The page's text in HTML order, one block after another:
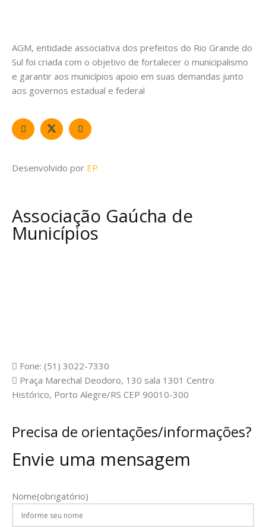
AGM, entidade associativa dos prefeitos do Rio Grande do
Sul foi criada com o objetivo de fortalecer o municipalismo
e garantir aos municípios apoio em suas demandas junto
aos governos estadual e federal
Desenvolvido por EP
Associação Gaúcha de
Municípios
Fone: (51) 3022-7330
Praça Marechal Deodoro, 130 sala 1301 Centro
Histórico, Porto Alegre/RS CEP 90010-300
Precisa de orientações/informações?
Envie uma mensagem
Nome(obrigatório)